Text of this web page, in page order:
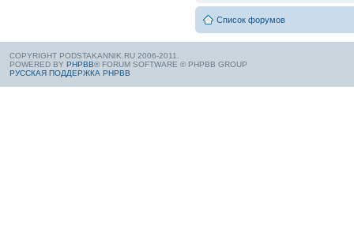
Список форумов
COPYRIGHT PODSTAKANNIK.RU 2006-2011.
POWERED BY PHPBB® FORUM SOFTWARE © PHPBB GROUP
РУССКАЯ ПОДДЕРЖКА PHPBB